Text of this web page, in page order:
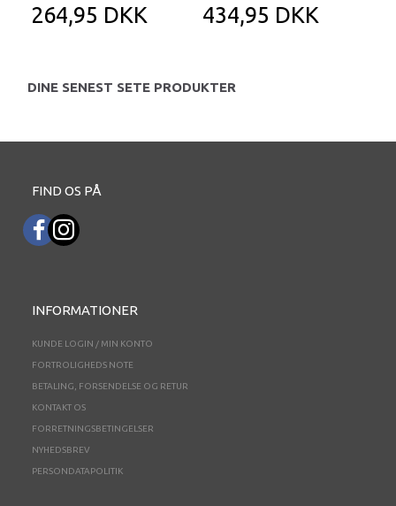
264,95 DKK 434,95 DKK
DINE SENEST SETE PRODUKTER
FIND OS PÅ
INFORMATIONER
KUNDE LOGIN / MIN KONTO
FORTROLIGHEDS NOTE
BETALING, FORSENDELSE OG RETUR
KONTAKT OS
FORRETNINGSBETINGELSER
NYHEDSBREV
PERSONDATAPOLITIK